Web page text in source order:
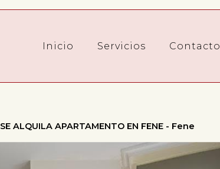
Inicio Servicios Contacto
SE ALQUILA APARTAMENTO EN FENE - Fene